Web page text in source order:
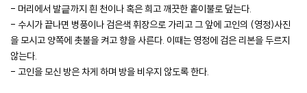
- 머리에서 발긑까지 흰 천이나 혹은 희고 깨끗한 홑이불로 덮는다.
- 수시가 끝나면 병풍이나 검은색 휘장으로 가리고 그 앞에 고인의 (영정)사진
을 모시고 양쪽에 촛불을 켜고 향을 사른다. 이때는 영정에 검은 리본을 두르지
않는다.
- 고인을 모신 방은 차게 하며 방을 비우지 않도록 한다.